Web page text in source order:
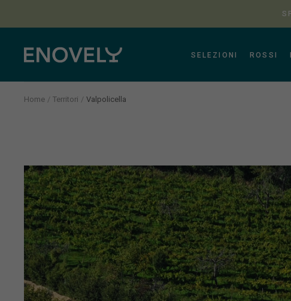
SELEZIONI ROSSI
Home Territori Valpolicella